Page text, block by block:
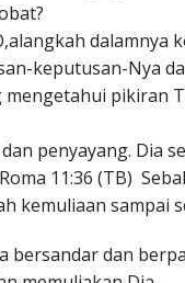
keputusan-Nya
mengetahui pikiran
penyayang. Dia
11:36 (TB)
kemuliaan sampai
bersandar dan